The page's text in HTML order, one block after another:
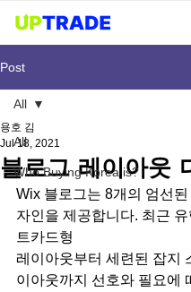
Post
All
Who Buying Korea is?
All
블로그 레이아웃
용호 김
Jul 18, 2021
Wix 블로그는 8개의 엄선된
자인을 제공합니다. 최근
트카드형
레이아웃부터 세련된 잡지
이아웃까지 선호와 필요에